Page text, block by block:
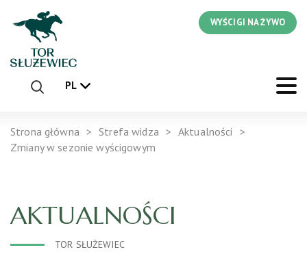
WYŚCIGI NA ŻYWO
PL
Strona główna Strefa widza
Aktualności
Zmiany w sezonie wyścigowym
AKTUALNOŚCI
TOR SŁUŻEWIEC